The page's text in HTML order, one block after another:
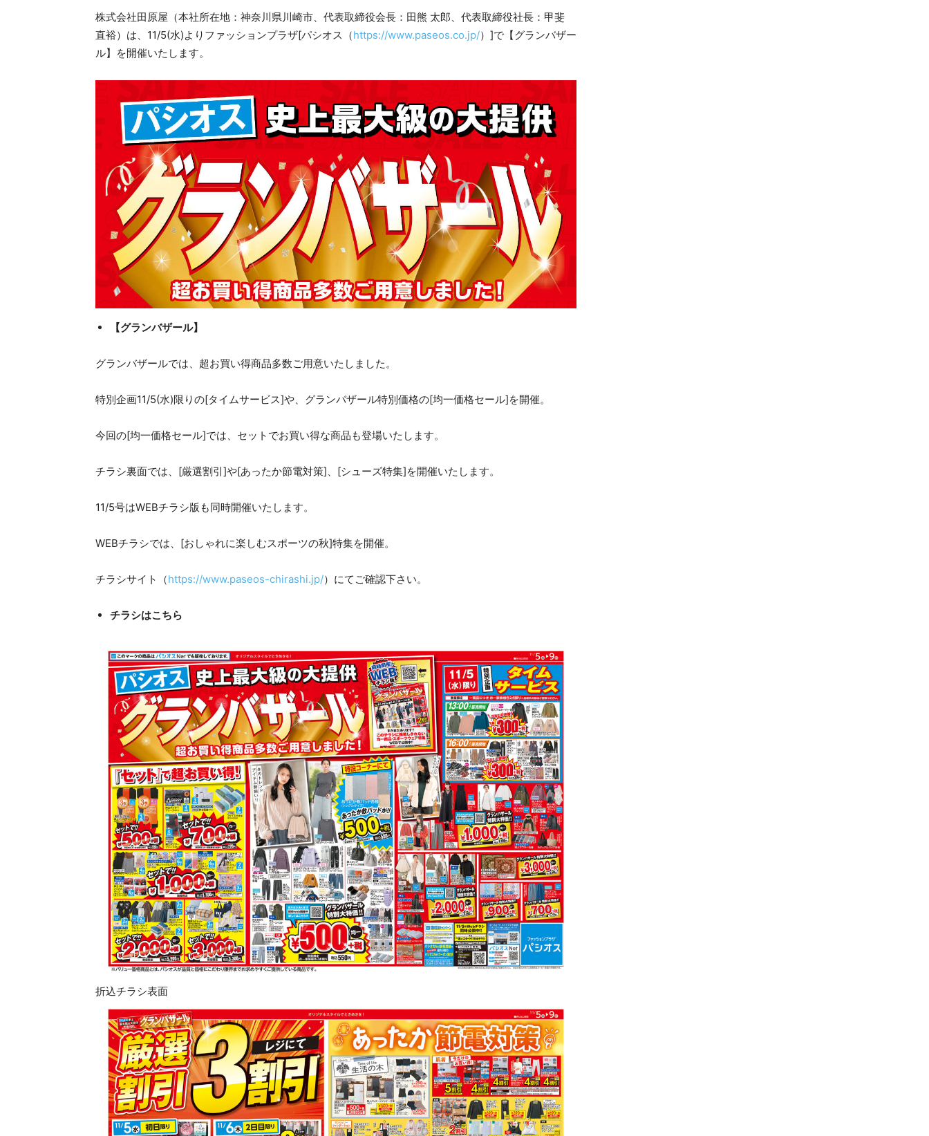
株式会社田原屋（本社所在地：神奈川県川崎市、代表取締役会長：田熊 太郎、代表取締役社長：甲斐
直裕）は、11/5(水)よりファッションプラザ[パシオス（https://www.paseos.co.jp/）]で【グランバザー
ル】を開催いたします。
【グランバザール】
グランバザールでは、超お買い得商品多数ご用意いたしました。
特別企画11/5(水)限りの[タイムサービス]や、グランバザール特別価格の[均一価格セール]を開催。
今回の[均一価格セール]では、セットでお買い得な商品も登場いたします。
チラシ裏面では、[厳選割引]や[あったか節電対策]、[シューズ特集]を開催いたします。
11/5号はWEBチラシ版も同時開催いたします。
WEBチラシでは、[おしゃれに楽しむスポーツの秋]特集を開催。
チラシサイト（https://www.paseos-chirashi.jp/）にてご確認下さい。
チラシはこちら
折込チラシ表面